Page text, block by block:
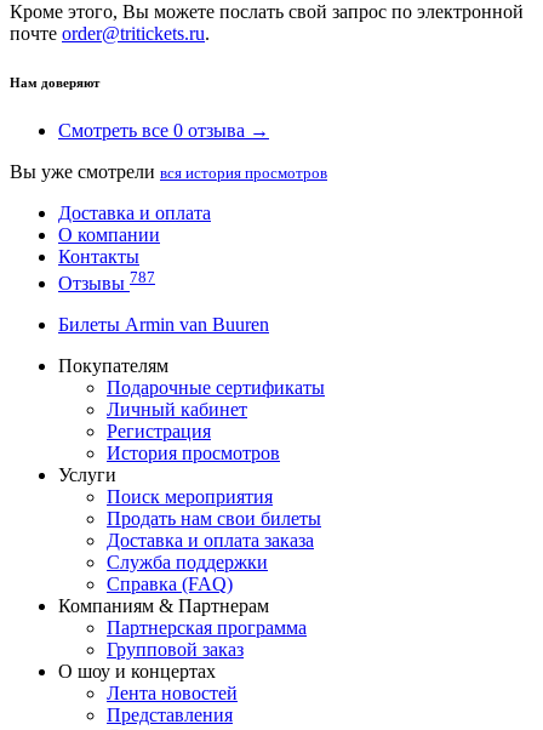
Кроме этого, Вы можете послать свой запрос по электронной
почте order@tritickets.ru.
Нам доверяют
Смотреть все 0 отзыва →
Вы уже смотрели вся история просмотров
Доставка и оплата
О компании
Контакты
Отзывы 787
Билеты Armin van Buuren
Покупателям
Подарочные сертификаты
Личный кабинет
Регистрация
История просмотров
Услуги
Поиск мероприятия
Продать нам свои билеты
Доставка и оплата заказа
Служба поддержки
Справка (FAQ)
Компаниям & Партнерам
Партнерская программа
Групповой заказ
О шоу и концертах
Лента новостей
Представления